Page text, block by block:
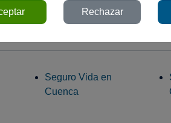
Tarancón
Seguro Vida en
Cuenca
Rechazar